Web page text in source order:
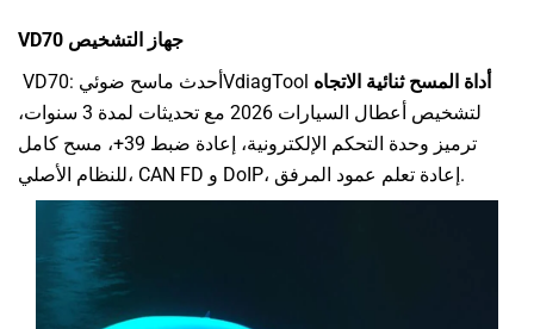
جهاز التشخيص VD70
أداة المسح ثنائية الاتجاه VdiagTool
VD70: أحدث ماسح ضوئي
لتشخيص أعطال السيارات 2026 مع تحديثات لمدة 3 سنوات،
ترميز وحدة التحكم الإلكترونية، إعادة ضبط 39+، مسح كامل
للنظام الأصلي، CAN FD و DoIP، إعادة تعلم عمود المرفق.